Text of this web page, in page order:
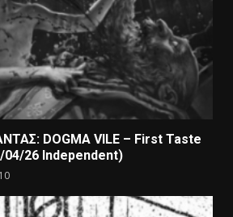
DOGMA VILE – First Taste
26 Independent)